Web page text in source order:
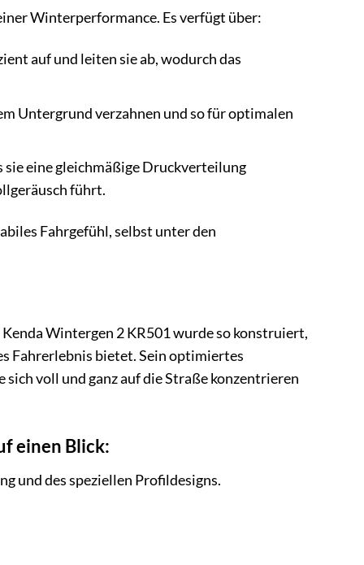
Winterperformance. Es verfügt über:
auf und leiten sie ab, wodurch das
Untergrund verzahnen und so für optimalen
eine gleichmäßige Druckverteilung
führt.
Fahrgefühl, selbst unter den
Wintergen 2 KR501 wurde so konstruiert,
Fahrerlebnis bietet. Sein optimiertes
voll und ganz auf die Straße konzentrieren
einen Blick:
und des speziellen Profildesigns.